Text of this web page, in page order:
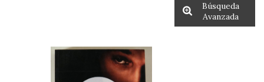
Búsqueda
Avanzada